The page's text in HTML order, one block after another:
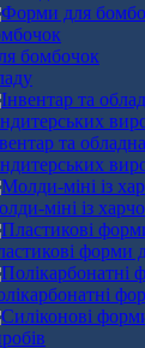
та
міні із
форми